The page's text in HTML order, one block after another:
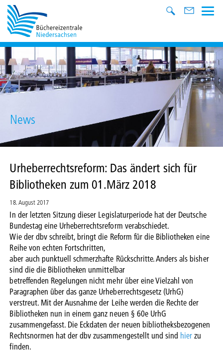
News
Urheberrechtsreform: Das ändert sich für
Bibliotheken zum 01.März 2018
18. August 2017
In der letzten Sitzung dieser Legislaturperiode hat der Deutsche
Bundestag eine Urheberrechtsreform verabschiedet.
Wie der dbv schreibt, bringt die Reform für die Bibliotheken eine
Reihe von echten Fortschritten,
aber auch punktuell schmerzhafte Rückschritte. Anders als bisher
sind die die Bibliotheken unmittelbar
betreffenden Regelungen nicht mehr über eine Vielzahl von
Paragraphen über das ganze Urheberrechtsgesetz (UrhG)
verstreut. Mit der Ausnahme der Leihe werden die Rechte der
Bibliotheken nun in einem ganz neuen § 60e UrhG
zusammengefasst. Die Eckdaten der neuen bibliotheksbezogenen
Rechtsnormen hat der dbv zusammengestellt und sind hierzu
finden.